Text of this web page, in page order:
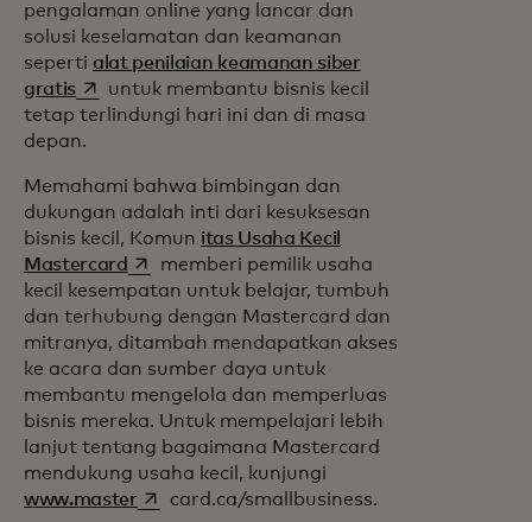
pengalaman online yang lancar dan
solusi keselamatan dan keamanan
seperti alat penilaian keamanan siber
gratisopens in a new tab
untuk membantu bisnis kecil
tetap terlindungi hari ini dan di masa
depan.
Memahami bahwa bimbingan dan
dukungan adalah inti dari kesuksesan
bisnis kecil, Komun itas Usaha Kecil
Mastercard opens in a new tab
memberi pemilik usaha
kecil kesempatan untuk belajar, tumbuh
dan terhubung dengan Mastercard dan
mitranya, ditambah mendapatkan akses
ke acara dan sumber daya untuk
membantu mengelola dan memperluas
bisnis mereka. Untuk mempelajari lebih
lanjut tentang bagaimana Mastercard
mendukung usaha kecil, kunjungi
www.masteropens in a new tab
card.ca/smallbusiness.